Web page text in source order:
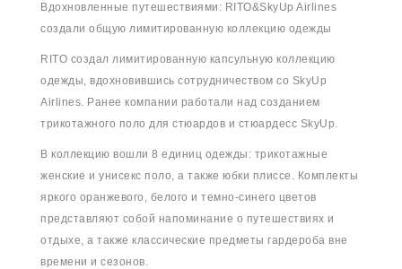
Вдохновленные путешествиями: RITO&SkyUp Airlines
создали общую лимитированную коллекцию одежды
RITO создал лимитированную капсульную коллекцию
одежды, вдохновившись сотрудничеством со SkyUp
Airlines. Ранее компании работали над созданием
трикотажного поло для стюардов и стюардесс SkyUp.
В коллекцию вошли 8 единиц одежды: трикотажные
женские и унисекс поло, а также юбки плиссе. Комплекты
яркого оранжевого, белого и темно-синего цветов
представляют собой напоминание о путешествиях и
отдыхе, а также классические предметы гардероба вне
времени и сезонов.